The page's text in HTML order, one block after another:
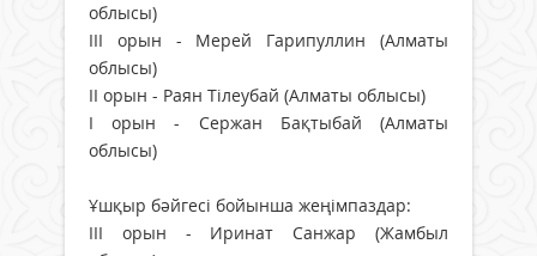
облысы)
III орын - Мерей Гарипуллин (Алматы
облысы)
II орын - Раян Тілеубай (Алматы облысы)
I орын - Сержан Бақтыбай (Алматы
облысы)
Ұшқыр бәйгесі бойынша жеңімпаздар:
ІІІ орын - Иринат Санжар (Жамбыл